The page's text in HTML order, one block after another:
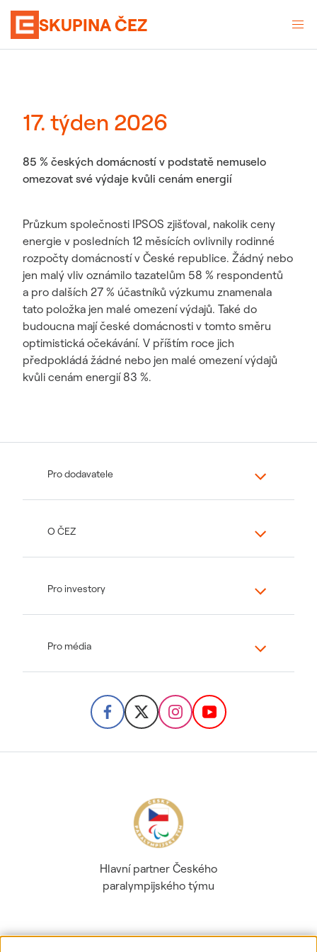
SKUPINA ČEZ
17. týden 2026
85 % českých domácností v podstatě nemuselo
omezovat své výdaje kvůli cenám energií
Průzkum společnosti IPSOS zjišťoval, nakolik ceny
energie v posledních 12 měsících ovlivnily rodinné
rozpočty domácností v České republice. Žádný nebo
jen malý vliv oznámilo tazatelům 58 % respondentů
a pro dalších 27 % účastníků výzkumu znamenala
tato položka jen malé omezení výdajů. Také do
budoucna mají české domácnosti v tomto směru
optimistická očekávání. V příštím roce jich
předpokládá žádné nebo jen malé omezení výdajů
kvůli cenám energií 83 %.
Pro dodavatele
O ČEZ
Pro investory
Pro média
Hlavní partner Českého
paralympijského týmu